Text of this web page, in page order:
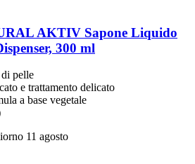
AKTIV Sapone Liquido
300 ml
pelle
e trattamento delicato
a base vegetale
11 agosto